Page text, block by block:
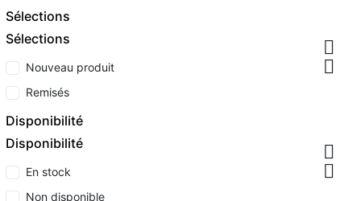
Sélections
Sélections


Nouveau produit
Remisés
Disponibilité
Disponibilité


En stock
Non disponible